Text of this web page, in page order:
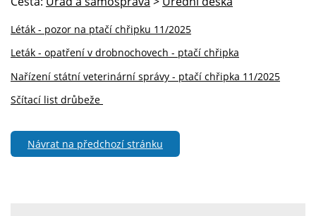
Léták - pozor na ptačí chřipku 11/2025
Leták - opatření v drobnochovech - ptačí chřipka
Nařízení státní veterinární správy - ptačí chřipka 11/2025
Sčítací list drůbeže
Návrat na předchozí stránku